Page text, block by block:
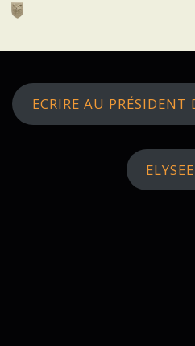
Skip
ECRIRE AU